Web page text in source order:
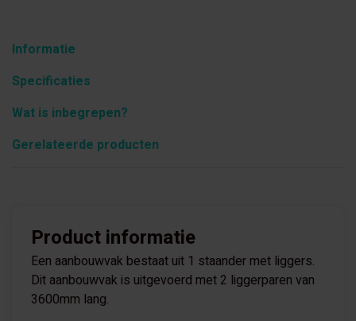
Informatie
Specificaties
Wat is inbegrepen?
Gerelateerde producten
Product informatie
Een aanbouwvak bestaat uit 1 staander met liggers.
Dit aanbouwvak is uitgevoerd met 2 liggerparen van
3600mm lang.